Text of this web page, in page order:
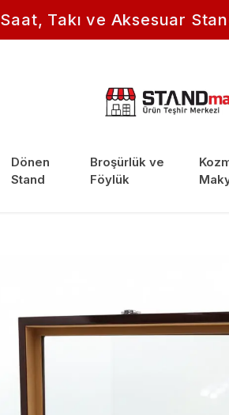
Saat, Takı ve Aksesuar
Dönen
Stand
Broşürlük ve
Föylük